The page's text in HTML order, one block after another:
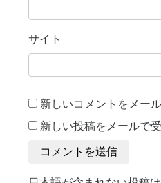
サイト
新しいコメントをメー
新しい投稿をメールで